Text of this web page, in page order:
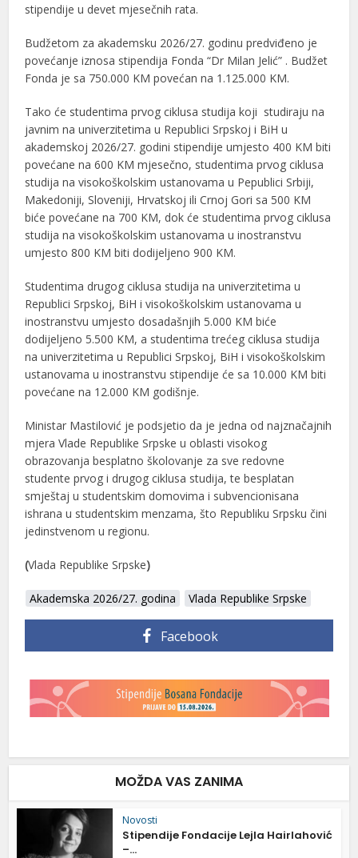
stipendije u devet mjesečnih rata.
Budžetom za akademsku 2026/27. godinu predviđeno je
povećanje iznosa stipendija Fonda “Dr Milan Jelić” . Budžet
Fonda je sa 750.000 KM povećan na 1.125.000 KM.
Tako će studentima prvog ciklusa studija koji studiraju na
javnim na univerzitetima u Republici Srpskoj i BiH u
akademskoj 2026/27. godini stipendije umjesto 400 KM biti
povećane na 600 KM mjesečno, studentima prvog ciklusa
studija na visokoškolskim ustanovama u Pepublici Srbiji,
Makedoniji, Sloveniji, Hrvatskoj ili Crnoj Gori sa 500 KM
biće povećane na 700 KM, dok će studentima prvog ciklusa
studija na visokoškolskim ustanovama u inostranstvu
umjesto 800 KM biti dodijeljeno 900 KM.
Studentima drugog ciklusa studija na univerzitetima u
Republici Srpskoj, BiH i visokoškolskim ustanovama u
inostranstvu umjesto dosadašnjih 5.000 KM biće
dodijeljeno 5.500 KM, a studentima trećeg ciklusa studija
na univerzitetima u Republici Srpskoj, BiH i visokoškolskim
ustanovama u inostranstvu stipendije će sa 10.000 KM biti
povećane na 12.000 KM godišnje.
Ministar Mastilović je podsjetio da je jedna od najznačajnih
mjera Vlade Republike Srpske u oblasti visokog
obrazovanja besplatno školovanje za sve redovne
studente prvog i drugog ciklusa studija, te besplatan
smještaj u studentskim domovima i subvencionisana
ishrana u studentskim menzama, što Republiku Srpsku čini
jedinstvenom u regionu.
(Vlada Republike Srpske)
Akademska 2026/27. godina Vlada Republike Srpske
Facebook
MOŽDA VAS ZANIMA
Novosti
Stipendije Fondacije Lejla Hairlahović
–...